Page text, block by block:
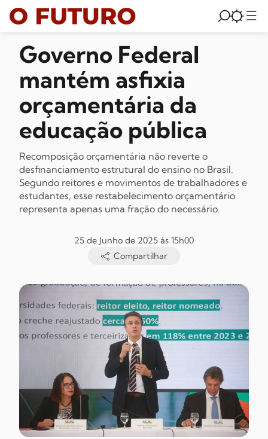
Governo Federal
mantém asfixia
orçamentária da
educação pública
Recomposição orçamentária não reverte o
desfinanciamento estrutural do ensino no Brasil.
Segundo reitores e movimentos de trabalhadores e
estudantes, esse restabelecimento orçamentário
representa apenas uma fração do necessário.
25 de Junho de 2025 às 15h00
Compartilhar